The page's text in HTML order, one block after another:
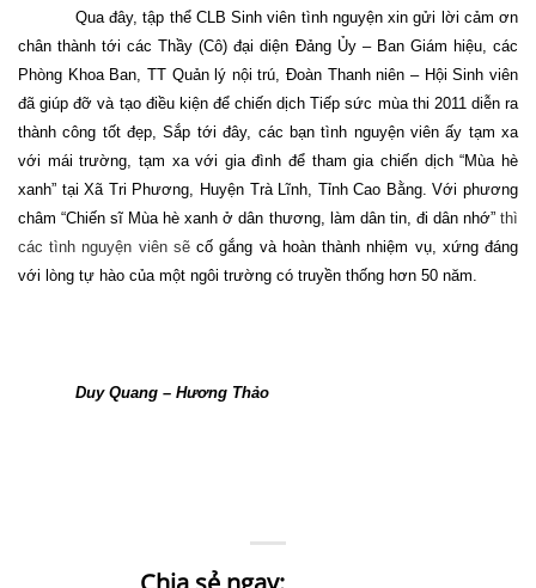
Qua đây, tập thể CLB Sinh viên tình nguyện xin gửi lời cảm ơn
chân thành tới các Thầy (Cô) đại diện Đảng Ủy – Ban Giám hiệu, các
Phòng Khoa Ban, TT Quản lý nội trú, Đoàn Thanh niên – Hội Sinh viên
đã giúp đỡ và tạo điều kiện để chiến dịch Tiếp sức mùa thi 2011 diễn ra
thành công tốt đẹp, Sắp tới đây, các bạn tình nguyện viên ấy tạm xa
với mái trường, tạm xa với gia đình để tham gia chiến dịch “Mùa hè
xanh” tại Xã Tri Phương, Huyện Trà Lĩnh, Tỉnh Cao Bằng. Với phương
châm “Chiến sĩ Mùa hè xanh ở dân thương, làm dân tin, đi dân nhớ”thì
các tình nguyện viên sẽcố gắng và hoàn thành nhiệm vụ, xứng đáng
với lòng tự hào của một ngôi trường có truyền thống hơn 50 năm.
Duy Quang – Hương Thảo